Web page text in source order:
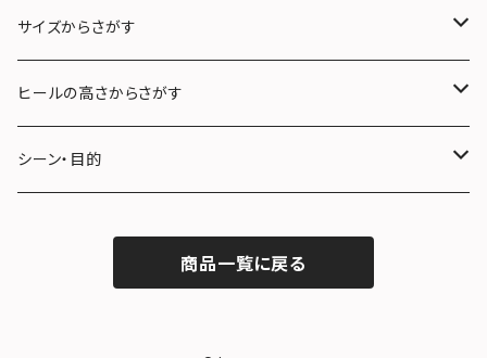
サイズからさがす
22.0〜22.5cm (S)
23.0〜23.5cm (M)
25.0〜25.5cm (LL)
ヒールの高さからさがす
３cm未満
５cm〜７cm未満
シーン・目的
商品一覧に戻る